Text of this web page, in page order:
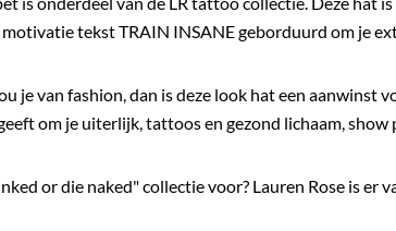
tekst TRAIN INSANE geborduurd om je
je van fashion, dan is deze look hat een aanwinst
om je uiterlijk, tattoos en gezond lichaam,
or die naked" collectie voor? Lauren Rose is